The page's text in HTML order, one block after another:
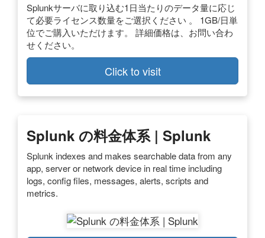
Splunkサーバに取り込む1日当たりのデータ量に応じ
て必要ライセンス数量をご選択ください 。 1GB/日単
位でご購入いただけます。 詳細価格は、お問い合わ
せください。
Click to visit
Splunk の料金体系 | Splunk
Splunk indexes and makes searchable data from any
app, server or network device in real time including
logs, config files, messages, alerts, scripts and
metrics.